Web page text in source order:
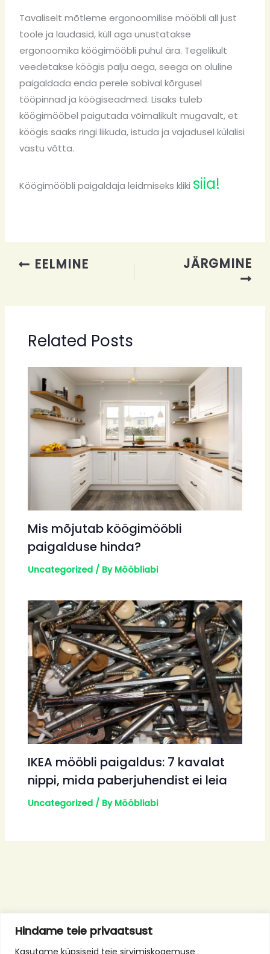
Hindame teie privaatsust
Kasutame küpsiseid teie sirvimiskogemuse
Tavaliselt mõtleme ergonoomilise mööbli all just
toole ja laudasid, küll aga unustatakse
ergonoomika köögimööbli puhul ära. Tegelikult
veedetakse köögis palju aega, seega on oluline
paigaldada enda perele sobival kõrgusel
tööpinnad ja köögiseadmed. Lisaks tuleb
köögimööbel paigutada võimalikult mugavalt, et
köögis saaks ringi liikuda, istuda ja vajadusel külalisi
vastu võtta.
Köögimööbli paigaldaja leidmiseks kliki siia!
EELMINE JÄRGMINE
Related Posts
Mis mõjutab köögimööbli
paigalduse hinda?
Uncategorized/ By Mööbliabi
IKEA mööbli paigaldus: 7 kavalat
nippi, mida paberjuhendist ei leia
Uncategorized/ By Mööbliabi